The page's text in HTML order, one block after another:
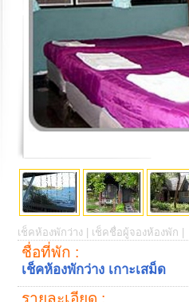
เช็คห้องพักว่าง | เช็คชื่อผู้จองห้องพัก |
ชื่อที่พัก :
เช็คห้องพักว่าง เกาะเสม็ด
รายละเอียด :